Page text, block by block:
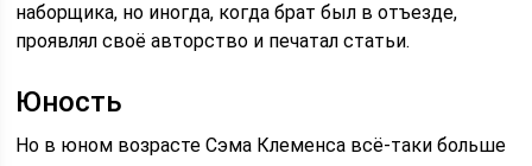
наборщика, но иногда, когда брат был в отъезде,
проявлял своё авторство и печатал статьи.
Юность
Но в юном возрасте Сэма Клеменса всё-таки больше